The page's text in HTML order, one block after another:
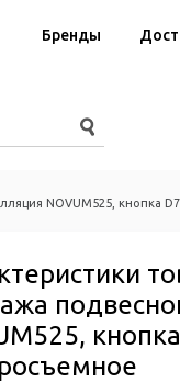
Бренды
NOVUM525, кнопка